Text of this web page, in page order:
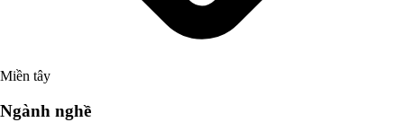
Miền tây
Ngành nghề